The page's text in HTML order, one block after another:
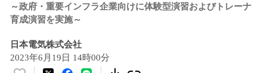
～政府・重要インフラ企業向けに体験型演習およびトレーナ
育成演習を実施～
日本電気株式会社
2023年6月19日 14時00分